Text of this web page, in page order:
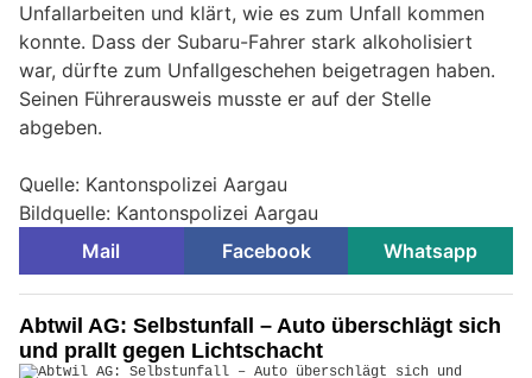
Unfallarbeiten und klärt, wie es zum Unfall kommen
konnte. Dass der Subaru-Fahrer stark alkoholisiert
war, dürfte zum Unfallgeschehen beigetragen haben.
Seinen Führerausweis musste er auf der Stelle
abgeben.
Quelle: Kantonspolizei Aargau
Bildquelle: Kantonspolizei Aargau
Mail
Facebook Whatsapp
Abtwil AG: Selbstunfall – Auto überschlägt sich
und prallt gegen Lichtschacht